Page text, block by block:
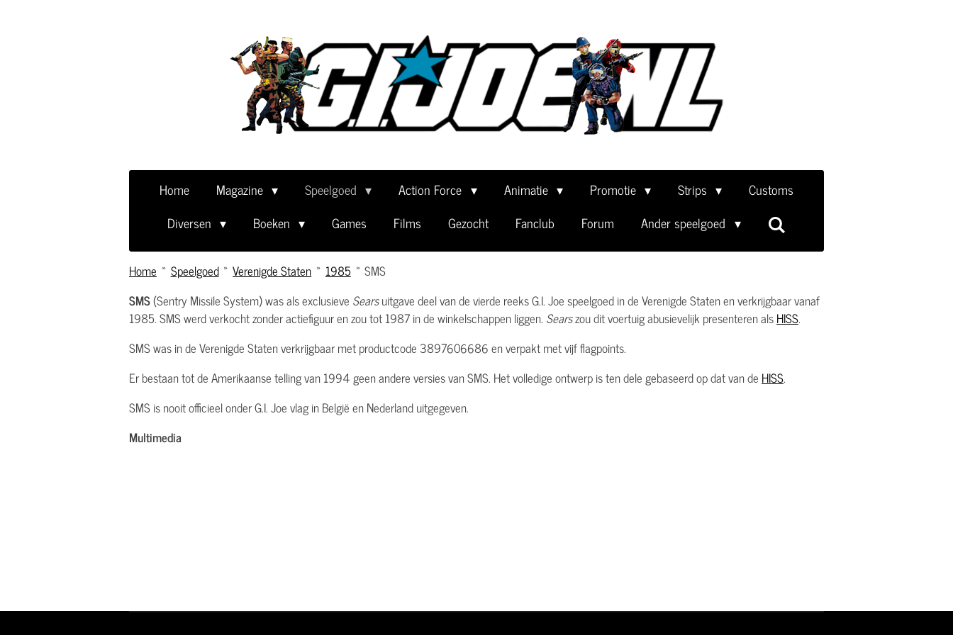
Home Magazine Speelgoed Action Force Animatie Promotie Strips
Customs
Diversen
Boeken Games Films Gezocht Fanclub Forum Ander speelgoed
Home » Speelgoed » Verenigde Staten » 1985 » SMS
SMS(Sentry Missile System) was als exclusieve Searsuitgave deel van de vierde reeks G.I. Joe speelgoed in de Verenigde Staten en verkrijgbaar vanaf
1985. SMS werd verkocht zonder actiefiguur en zou tot 1987 in de winkelschappen liggen. Searszou dit voertuig abusievelijk presenteren alsHISS.
SMS was in de Verenigde Staten verkrijgbaar met productcode 3897606686 en verpakt met vijf flagpoints.
Er bestaan tot de Amerikaanse telling van 1994 geen andere versies van SMS. Het volledige ontwerp is ten dele gebaseerd op dat van de HISS.
SMS is nooit officieel onder G.I. Joe vlag in België en Nederland uitgegeven.
Multimedia